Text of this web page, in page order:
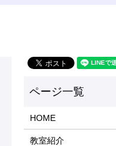
HOME
教室紹介